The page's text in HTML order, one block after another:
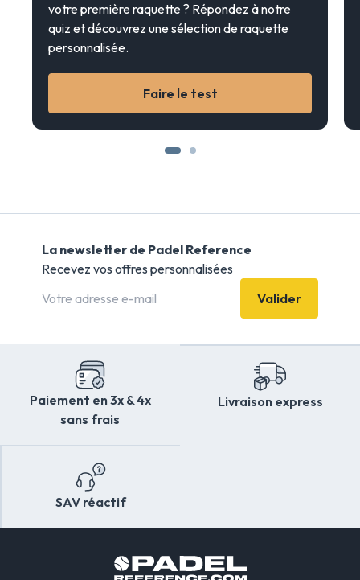
votre première raquette ? Répondez à notre
quiz et découvrez une sélection de raquette
personnalisée.
Faire le test
La newsletter de Padel Reference
Recevez vos offres personnalisées
Valider
Paiement en 3x & 4x
sans frais
Livraison express
SAV réactif